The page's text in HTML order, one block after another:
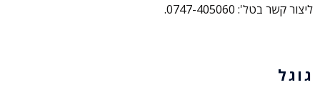
ליצור קשר בטל': 0747-405060.
גוגל